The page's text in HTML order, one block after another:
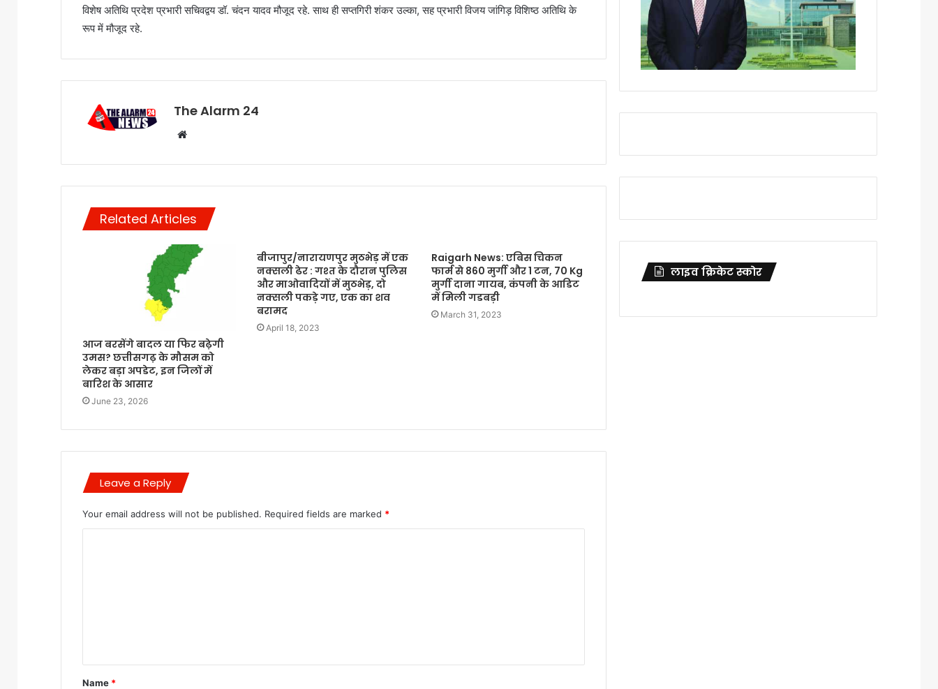
विशेष अतिथि प्रदेश प्रभारी सचिवद्वय डॉ. चंदन यादव मौजूद रहे. साथ ही सप्तगिरी शंकर उल्का, सह प्रभारी विजय जांगिड़ विशिष्ठ अतिथि के
रूप में मौजूद रहे.
The Alarm 24
Website
Related Articles
आज बरसेंगे बादल या फिर बढ़ेगी
उमस? छत्तीसगढ़ के मौसम को
लेकर बड़ा अपडेट, इन जिलों में
बारिश के आसार
June 23, 2026
बीजापुर/नारायणपुर मुठभेड़ में एक
नक्सली ढेर : गश्त के दौरान पुलिस
और माओवादियों में मुठभेड़, दो
नक्सली पकड़े गए, एक का शव
बरामद
April 18, 2023
Raigarh News: एबिस चिकन
फार्म से 860 मुर्गी और 1 टन, 70 Kg
मुर्गी दाना गायब, कंपनी के आडिट
में मिली गडबड़ी
March 31, 2023
Leave a Reply
Your email address will not be published. Required fields are marked *
t
*
Name *
लाइव क्रिकेट स्कोर